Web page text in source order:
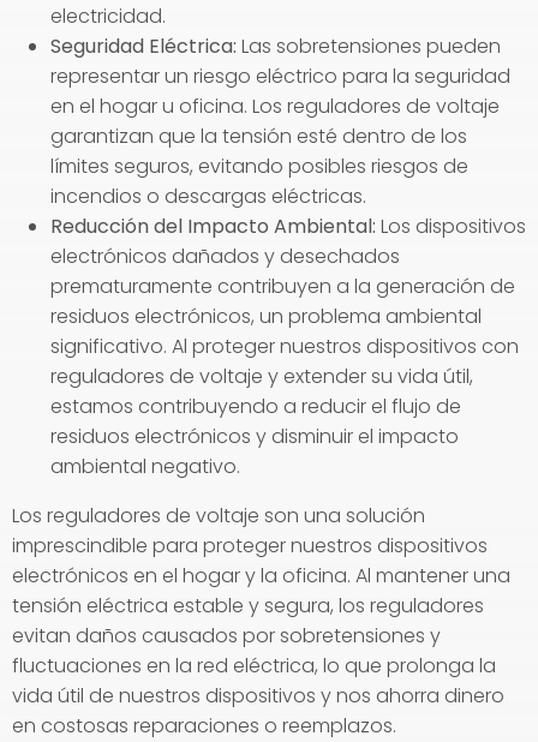
electricidad.
Seguridad Eléctrica: Las sobretensiones pueden
representar un riesgo eléctrico para la seguridad
en el hogar u oficina. Los reguladores de voltaje
garantizan que la tensión esté dentro de los
límites seguros, evitando posibles riesgos de
incendios o descargas eléctricas.
Reducción del Impacto Ambiental: Los dispositivos
electrónicos dañados y desechados
prematuramente contribuyen a la generación de
residuos electrónicos, un problema ambiental
significativo. Al proteger nuestros dispositivos con
reguladores de voltaje y extender su vida útil,
estamos contribuyendo a reducir el flujo de
residuos electrónicos y disminuir el impacto
ambiental negativo.
Los reguladores de voltaje son una solución
imprescindible para proteger nuestros dispositivos
electrónicos en el hogar y la oficina. Al mantener una
tensión eléctrica estable y segura, los reguladores
evitan daños causados por sobretensiones y
fluctuaciones en la red eléctrica, lo que prolonga la
vida útil de nuestros dispositivos y nos ahorra dinero
en costosas reparaciones o reemplazos.